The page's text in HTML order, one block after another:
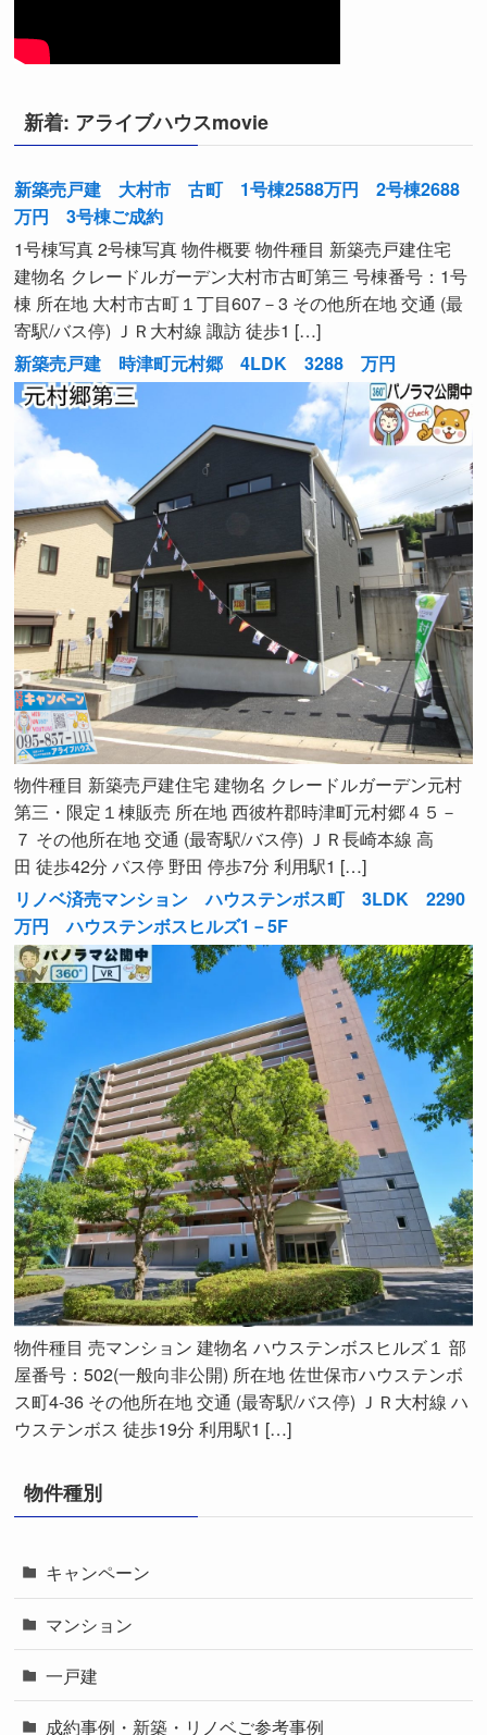
新着: アライブハウスmovie
新築売戸建 大村市 古町 1号棟2588万円 2号棟2688
万円 3号棟ご成約
1号棟写真 2号棟写真 物件概要 物件種目 新築売戸建住宅
建物名 クレードルガーデン大村市古町第三 号棟番号：1号
棟 所在地 大村市古町１丁目607－3 その他所在地 交通 (最
寄駅/バス停) ＪＲ大村線 諏訪 徒歩1 […]
新築売戸建 時津町元村郷 4LDK 3288 万円
物件種目 新築売戸建住宅 建物名 クレードルガーデン元村
第三・限定１棟販売 所在地 西彼杵郡時津町元村郷４５－
７ その他所在地 交通 (最寄駅/バス停) ＪＲ長崎本線 高
田 徒歩42分 バス停 野田 停歩7分 利用駅1 […]
リノベ済売マンション ハウステンボス町 3LDK 2290
万円 ハウステンボスヒルズ1－5F
物件種目 売マンション 建物名 ハウステンボスヒルズ１ 部
屋番号：502(一般向非公開) 所在地 佐世保市ハウステンボ
ス町4-36 その他所在地 交通 (最寄駅/バス停) ＪＲ大村線 ハ
ウステンボス 徒歩19分 利用駅1 […]
物件種別
キャンペーン
マンション
一戸建
成約事例・新築・リノベご参考事例